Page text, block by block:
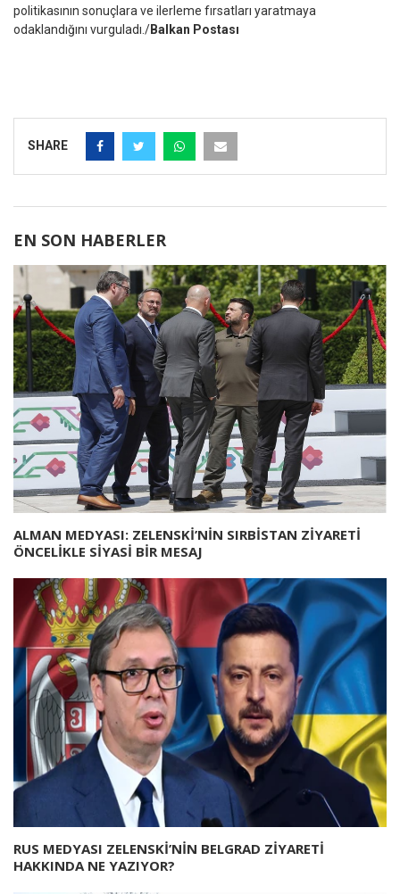
politikasının sonuçlara ve ilerleme fırsatları yaratmaya
odaklandığını vurguladı./Balkan Postası
SHARE
EN SON HABERLER
ALMAN MEDYASI: ZELENSKİ’NİN SIRBİSTAN ZİYARETİ
ÖNCELİKLE SİYASİ BİR MESAJ
RUS MEDYASI ZELENSKİ’NİN BELGRAD ZİYARETİ
HAKKINDA NE YAZIYOR?